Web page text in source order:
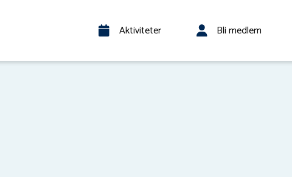
Aktiviteter Bli medlem